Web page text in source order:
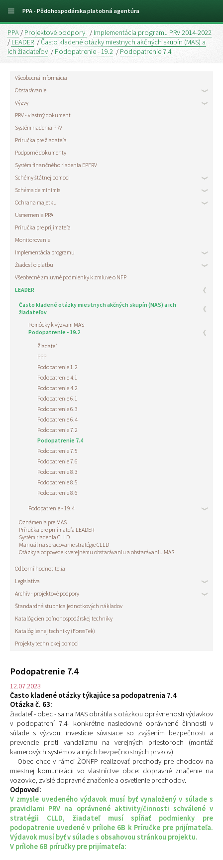
PPA / Projektové podpory / Implementácia programu PRV 2014-2022
/ LEADER /Často kladené otázky miestnych akčných skupín (MAS) a
ich žiadateľov / Podopatrenie - 19.2 / Podopatrenie 7.4
Všeobecná informácia
Obstarávanie
Výzvy
PRV - vlastný dokument
Systém riadenia PRV
Príručka pre žiadateľa
Podporné dokumenty
Systém finančného riadenia EPFRV
Schémy štátnej pomoci
Schéma de minimis
Ochrana majetku
Usmernenia PPA
Príručka pre prijímateľa
Monitorovanie
Implementácia programu
Žiadosť o platbu
Všeobecné zmluvné podmienky k zmluve o NFP
LEADER
Často kladené otázky miestnych akčných skupín (MAS) a ich
žiadateľov
Pomôcky k výzvam MAS
Podopatrenie - 19.2
Žiadateľ
PPP
Podopatrenie 1.2
Podopatrenie 4.1
Podopatrenie 4.2
Podopatrenie 6.1
Podopatrenie 6.3
Podopatrenie 6.4
Podopatrenie 7.2
Podopatrenie 7.4
Podopatrenie 7.5
Podopatrenie 7.6
Podopatrenie 8.3
Podopatrenie 8.5
Podopatrenie 8.6
Podopatrenie - 19.4
Oznámenia pre MAS
Príručka pre prijímateľa LEADER
Systém riadenia CLLD
Manuál na spracovanie stratégie CLLD
Otázky a odpovede k verejnému obstarávaniu a obstarávaniu MAS
Odborní hodnotitelia
Legislatíva
Archív - projektové podpory
Štandardná stupnica jednotkových nákladov
Katalóg cien poľnohospodárskej techniky
Katalóg lesnej techniky (ForesTek)
Projekty technickej pomoci
Podopatrenie 7.4
12.07.2023
Často kladené otázky týkajúce sa podopatrenia 7.4
Otázka č. 63:
žiadateľ - obec - sa na MAS obrátila s otázkou oprávnenosti výdavkov
v podopatrení 7.4- konkrétne nasledovné oprávnené činnosti v
súlade s výzvou: investície súvisiace so zvýšením bezpečnosti a
prevencie proti vandalizmu na verejných priestoroch (montáž
kamerových systémov a iných bezpečnostných prvkov)
Obec chce v rámci ŽONFP realizovať prechody pre chodcov na
miestnej komunikácii vo vlastníctve obce: dopravné značenie na
vozovke, zvislé dopravné značenie a osvetlenie prechodov.
Odpoveď:
V zmysle uvedeného výdavok musí byť vynaložený v súlade s
pravidlami PRV na oprávnené aktivity/činnosti schválené v
stratégii CLLD, žiadateľ musí spĺňať podmienky pre
podopatrenie uvedené v prílohe 6B k Príručke pre prijímateľa.
Výdavok musí byť v súlade s obsahovou stránkou projektu.
V prílohe 6B príručky pre prijímateľa:
PPA - Pôdohospodárska platobná agentúra